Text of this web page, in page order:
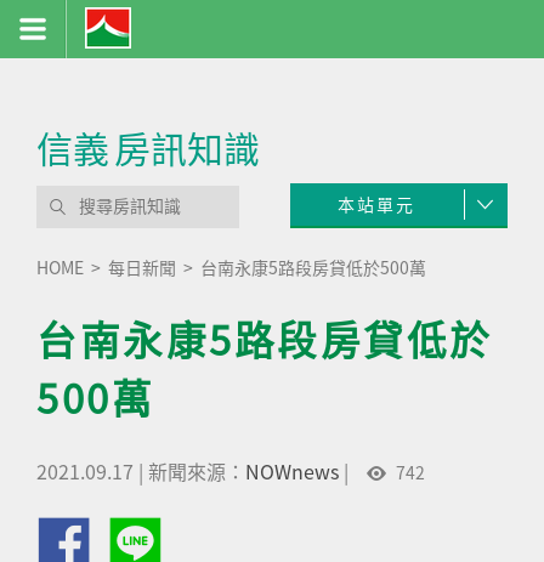
信義房訊知識
本站單元
HOME 每日新聞 台南永康5路段房貸低於500萬
台南永康5路段房貸低於
500萬
2021.09.17 | 新聞來源： NOWnews | 742